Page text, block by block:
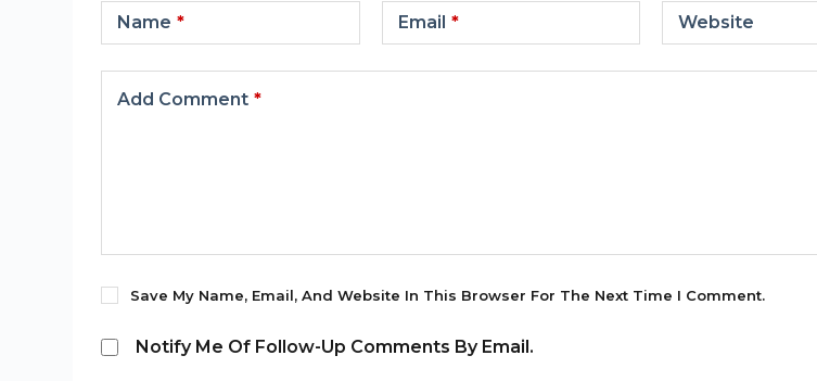
Name * Email * Website
Add Comment *
Save My Name, Email, And Website In This Browser For The Next Time I Comment.
Notify Me Of Follow-Up Comments By Email.